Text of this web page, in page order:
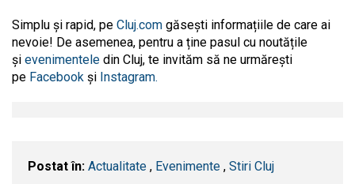
Simplu și rapid, pe Cluj.com găsești informațiile de care ai
nevoie! De asemenea, pentru a ține pasul cu noutățile
și evenimentele din Cluj, te invităm să ne urmărești
pe Facebook și Instagram.
Postat în: Actualitate , Evenimente , Stiri Cluj